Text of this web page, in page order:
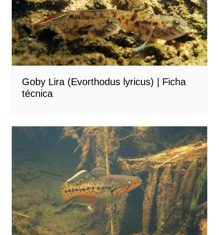
Goby Lira (Evorthodus lyricus) | Ficha
técnica